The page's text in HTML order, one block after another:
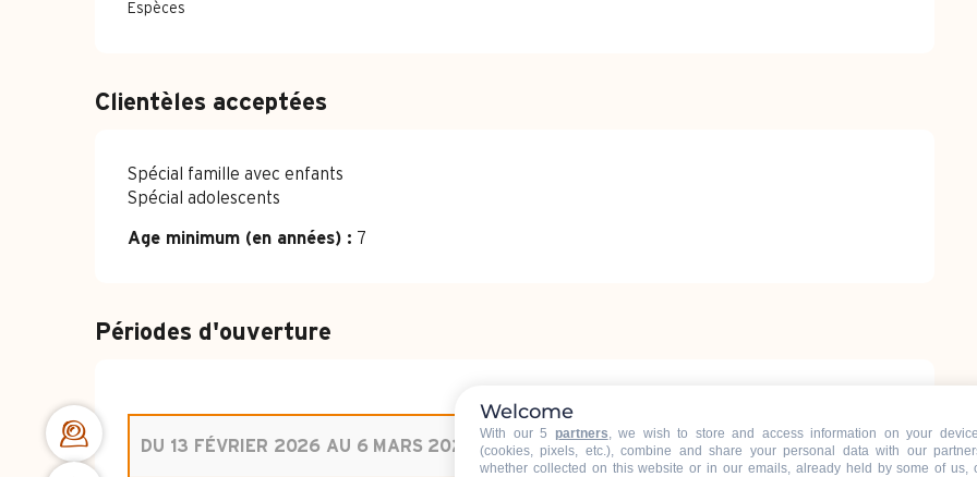
Espèces
Clientèles acceptées
Spécial famille avec enfants
Spécial adolescents
Age minimum (en années) : 7
Périodes d'ouverture
DU 13 FÉVRIER 2026 AU 6 MARS 2026
Welcome
With our 5 partners, we wish to store and access information on your
(cookies, pixels, etc.), combine and share your personal data with our
whether collected on this website or in our emails, already held by some of us,